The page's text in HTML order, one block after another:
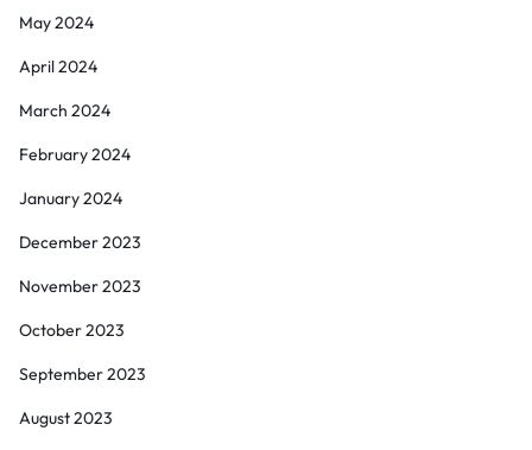
May 2024
April 2024
March 2024
February 2024
January 2024
December 2023
November 2023
October 2023
September 2023
August 2023